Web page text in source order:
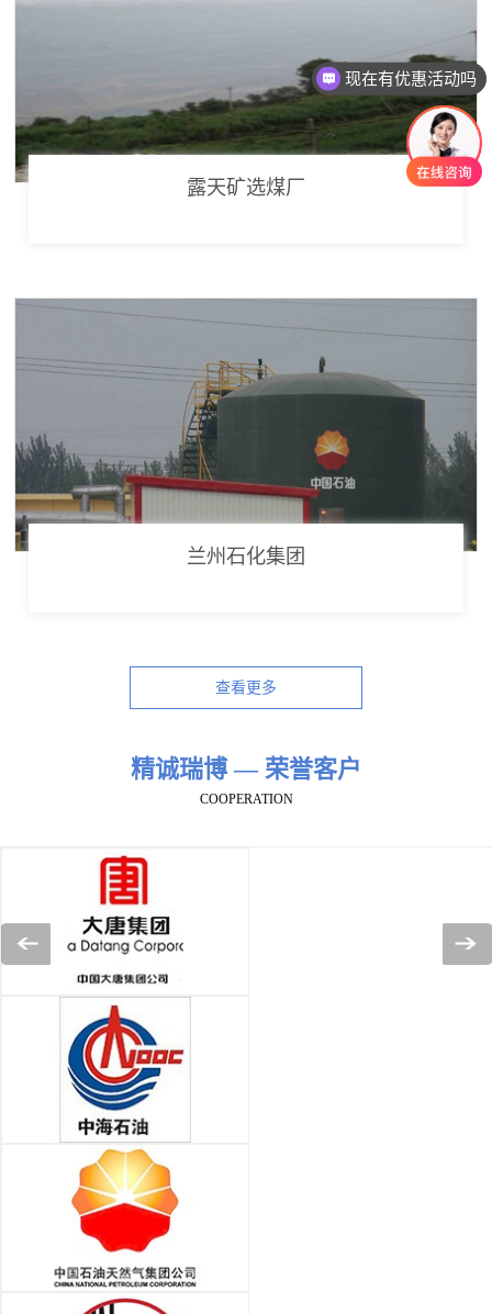
露天矿选煤厂
兰州石化集团
查看更多
精诚瑞博 — 荣誉客户
COOPERATION
现在有优惠活动吗